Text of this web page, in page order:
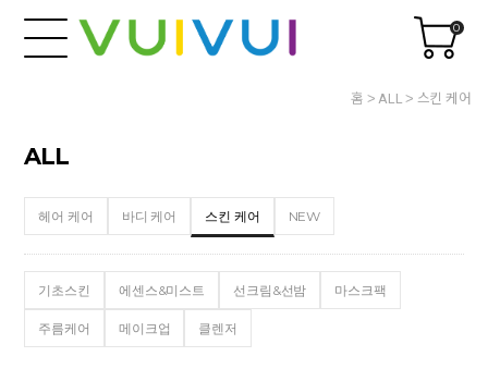
0
홈 ALL 스킨 케어
ALL
헤어 케어 바디 케어 스킨 케어 NEW
기초스킨 에센스&미스트 선크림&선밤 마스크팩
주름케어 메이크업 클렌저